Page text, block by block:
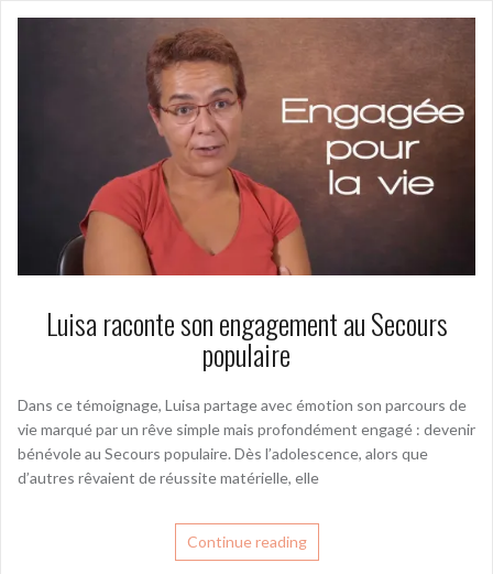
Luisa raconte son engagement au Secours
populaire
Dans ce témoignage, Luisa partage avec émotion son parcours de
vie marqué par un rêve simple mais profondément engagé : devenir
bénévole au Secours populaire. Dès l’adolescence, alors que
d’autres rêvaient de réussite matérielle, elle
Continue reading